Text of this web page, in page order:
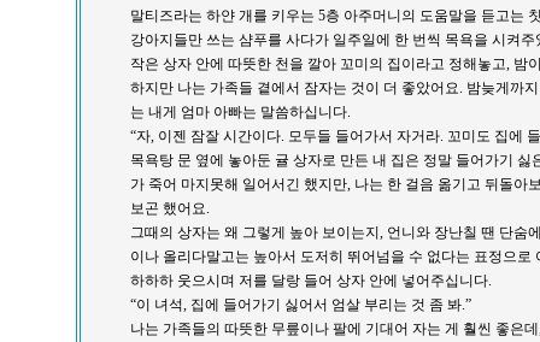
말티즈라는 하얀 개를 키우는 5층 아주머니의 도움말을 듣고는
강아지들만 쓰는 샴푸를 사다가 일주일에 한 번씩 목욕을 시켜주
작은 상자 안에 따뜻한 천을 깔아 꼬미의 집이라고 정해놓고,
하지만 나는 가족들 곁에서 잠자는 것이 더 좋았어요. 밤늦게까
는 내게 엄마 아빠는 말씀하십니다.
“자, 이젠 잠잘 시간이다. 모두들 들어가서 자거라. 꼬미도 집에
목욕탕 문 옆에 놓아둔 귤 상자로 만든 내 집은 정말 들어가기 싫
가 죽어 마지못해 일어서긴 했지만, 나는 한 걸음 옮기고 뒤돌아
보곤 했어요.
그때의 상자는 왜 그렇게 높아 보이는지, 언니와 장난칠 땐 단숨
이나 올리다말고는 높아서 도저히 뛰어넘을 수 없다는 표정으로
하하하 웃으시며 저를 달랑 들어 상자 안에 넣어주십니다.
“이 녀석, 집에 들어가기 싫어서 엄살 부리는 것 좀 봐.”
나는 가족들의 따뜻한 무릎이나 팔에 기대어 자는 게 훨씬 좋은